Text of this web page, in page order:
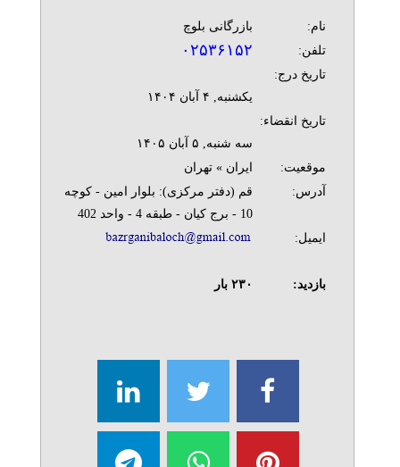
نام:
بازرگانی بلوچ
تلفن:
۰۲۵۳۶۱۵۲
تاریخ درج:
يکشنبه, ۴ آبان ۱۴۰۴
تاریخ انقضاء:
سه شنبه, ۵ آبان ۱۴۰۵
موقعیت:
ایران » تهران
آدرس:
قم (دفتر مرکزی): بلوار امین - کوچه
10 - برج کیان - طبقه 4 - واحد 402
ایمیل:
بازدید: ۲۳۰ بار